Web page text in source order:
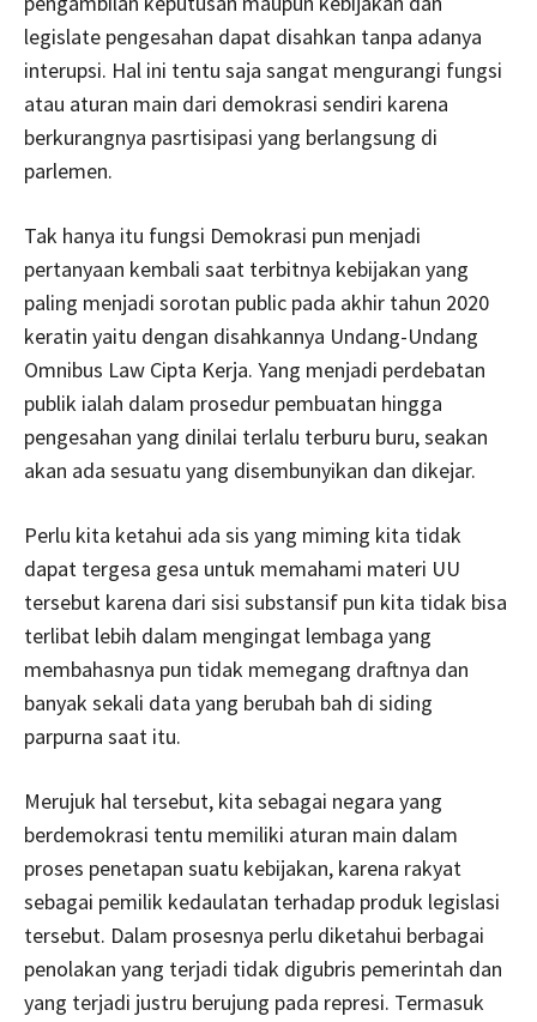
legislate pengesahan dapat disahkan tanpa adanya
interupsi. Hal ini tentu saja sangat mengurangi fungsi
atau aturan main dari demokrasi sendiri karena
berkurangnya pasrtisipasi yang berlangsung di
parlemen.
Tak hanya itu fungsi Demokrasi pun menjadi
pertanyaan kembali saat terbitnya kebijakan yang
paling menjadi sorotan public pada akhir tahun 2020
keratin yaitu dengan disahkannya Undang-Undang
Omnibus Law Cipta Kerja. Yang menjadi perdebatan
publik ialah dalam prosedur pembuatan hingga
pengesahan yang dinilai terlalu terburu buru, seakan
akan ada sesuatu yang disembunyikan dan dikejar.
Perlu kita ketahui ada sis yang miming kita tidak
dapat tergesa gesa untuk memahami materi UU
tersebut karena dari sisi substansif pun kita tidak bisa
terlibat lebih dalam mengingat lembaga yang
membahasnya pun tidak memegang draftnya dan
banyak sekali data yang berubah bah di siding
parpurna saat itu.
Merujuk hal tersebut, kita sebagai negara yang
berdemokrasi tentu memiliki aturan main dalam
proses penetapan suatu kebijakan, karena rakyat
sebagai pemilik kedaulatan terhadap produk legislasi
tersebut. Dalam prosesnya perlu diketahui berbagai
penolakan yang terjadi tidak digubris pemerintah dan
yang terjadi justru berujung pada represi. Termasuk